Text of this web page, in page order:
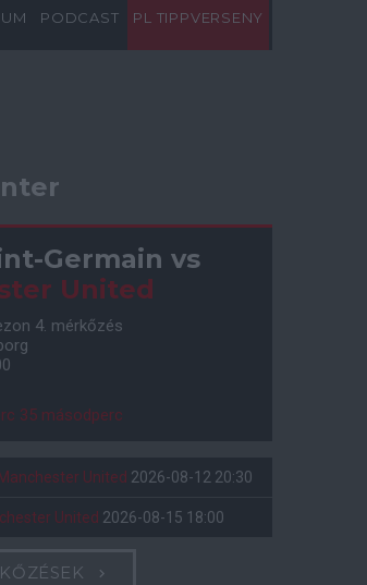
PODCAST PL TIPPVERSENY
Germain vs
United
4. mérkőzés
34 másodperc
Manchester United 2026-08-12 20:30
United 2026-08-15 18:00